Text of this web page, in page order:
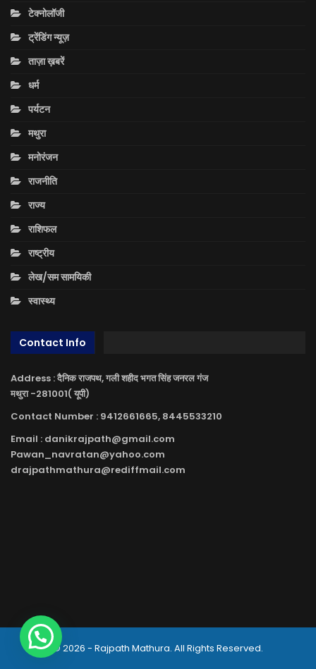
टेक्नोलॉजी
ट्रेंडिंग न्यूज़
ताज़ा ख़बरें
धर्म
पर्यटन
मथुरा
मनोरंजन
राजनीति
राज्य
राशिफल
राष्ट्रीय
लेख/सम सामयिकी
स्वास्थ्य
Contact Info
Address : दैनिक राजपथ, गली शहीद भगत सिंह जनरल गंज
मथुरा -281001( यूपी)
Contact Number : 9412661665, 8445533210
Email : danikrajpath@gmail.com
Pawan_navratan@yahoo.com
drajpathmathura@rediffmail.com
© 2026 - Rajpath Mathura. All Rights Reserved.